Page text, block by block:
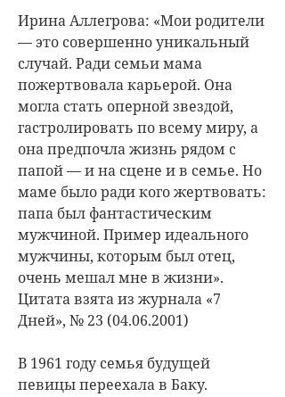
Ирина Аллегрова: «Мои родители
— это совершенно уникальный
случай. Ради семьи мама
пожертвовала карьерой. Она
могла стать оперной звездой,
гастролировать по всему миру, а
она предпочла жизнь рядом с
папой — и на сцене и в семье. Но
маме было ради кого жертвовать:
папа был фантастическим
мужчиной. Пример идеального
мужчины, которым был отец,
очень мешал мне в жизни».
Цитата взята из журнала «7
Дней», № 23 (04.06.2001)
В 1961 году семья будущей
певицы переехала в Баку.